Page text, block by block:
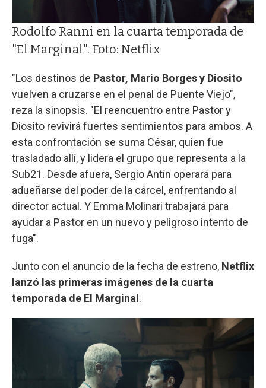
Rodolfo Ranni en la cuarta temporada de
"El Marginal". Foto: Netflix
"Los destinos de Pastor, Mario Borges y Diosito
vuelven a cruzarse en el penal de Puente Viejo",
reza la sinopsis. "El reencuentro entre Pastor y
Diosito revivirá fuertes sentimientos para ambos. A
esta confrontación se suma César, quien fue
trasladado allí, y lidera el grupo que representa a la
Sub21. Desde afuera, Sergio Antín operará para
adueñarse del poder de la cárcel, enfrentando al
director actual. Y Emma Molinari trabajará para
ayudar a Pastor en un nuevo y peligroso intento de
fuga".
Junto con el anuncio de la fecha de estreno, Netflix
lanzó las primeras imágenes de la cuarta
temporada de El Marginal .